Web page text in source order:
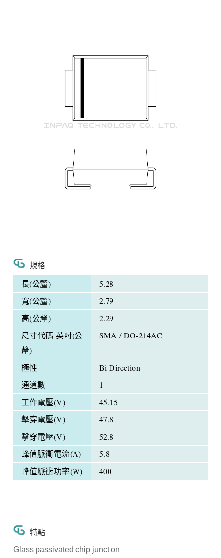
規格
長(公釐)
5.28
寬(公釐)
2.79
高(公釐)
2.29
尺寸代碼 英吋(公
釐)
SMA / DO-214AC
極性
Bi Direction
通道數
1
工作電壓(V)
45.15
擊穿電壓(V)
47.8
擊穿電壓(V)
52.8
峰值脈衝電流(A)
5.8
峰值脈衝功率(W)
400
特點
Glass passivated chip junction